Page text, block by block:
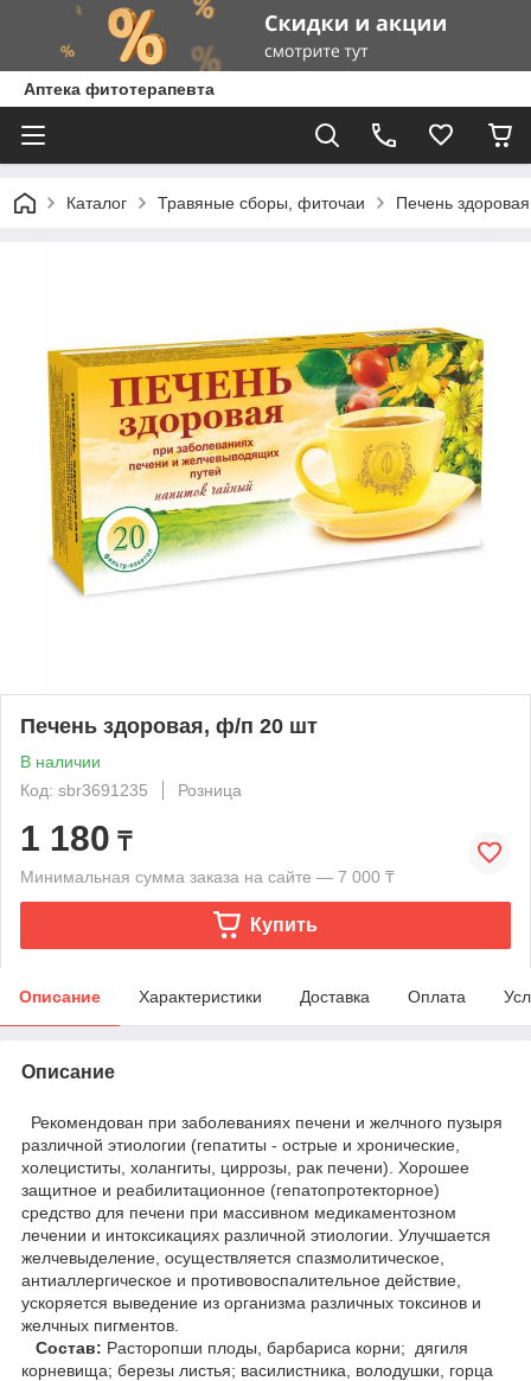
Аптека фитотерапевта
Каталог Травяные сборы, фиточаи Печень
Печень здоровая, ф/п 20 шт
В наличии
Код: sbr3691235
Розница
1 180 ₸
Минимальная сумма заказа на сайте — 7 000 ₸
Купить
Описание Характеристики Доставка Оплата
Описание
Рекомендован при заболеваниях печени и желчного пузыря
различной этиологии (гепатиты - острые и хронические,
холециститы, холангиты, циррозы, рак печени). Хорошее
защитное и реабилитационное (гепатопротекторное)
средство для печени при массивном медикаментозном
лечении и интоксикациях различной этиологии. Улучшается
желчевыделение, осуществляется спазмолитическое,
антиаллергическое и противовоспалительное действие,
ускоряется выведение из организма различных токсинов и
желчных пигментов.
Состав: Расторопши плоды, барбариса корни; дягиля
корневища; березы листья; василистника, володушки, горца